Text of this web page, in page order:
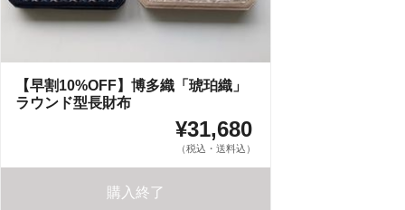
【早割10%OFF】博多織「琥珀織」
ラウンド型長財布
¥31,680
（税込・送料込）
購入終了